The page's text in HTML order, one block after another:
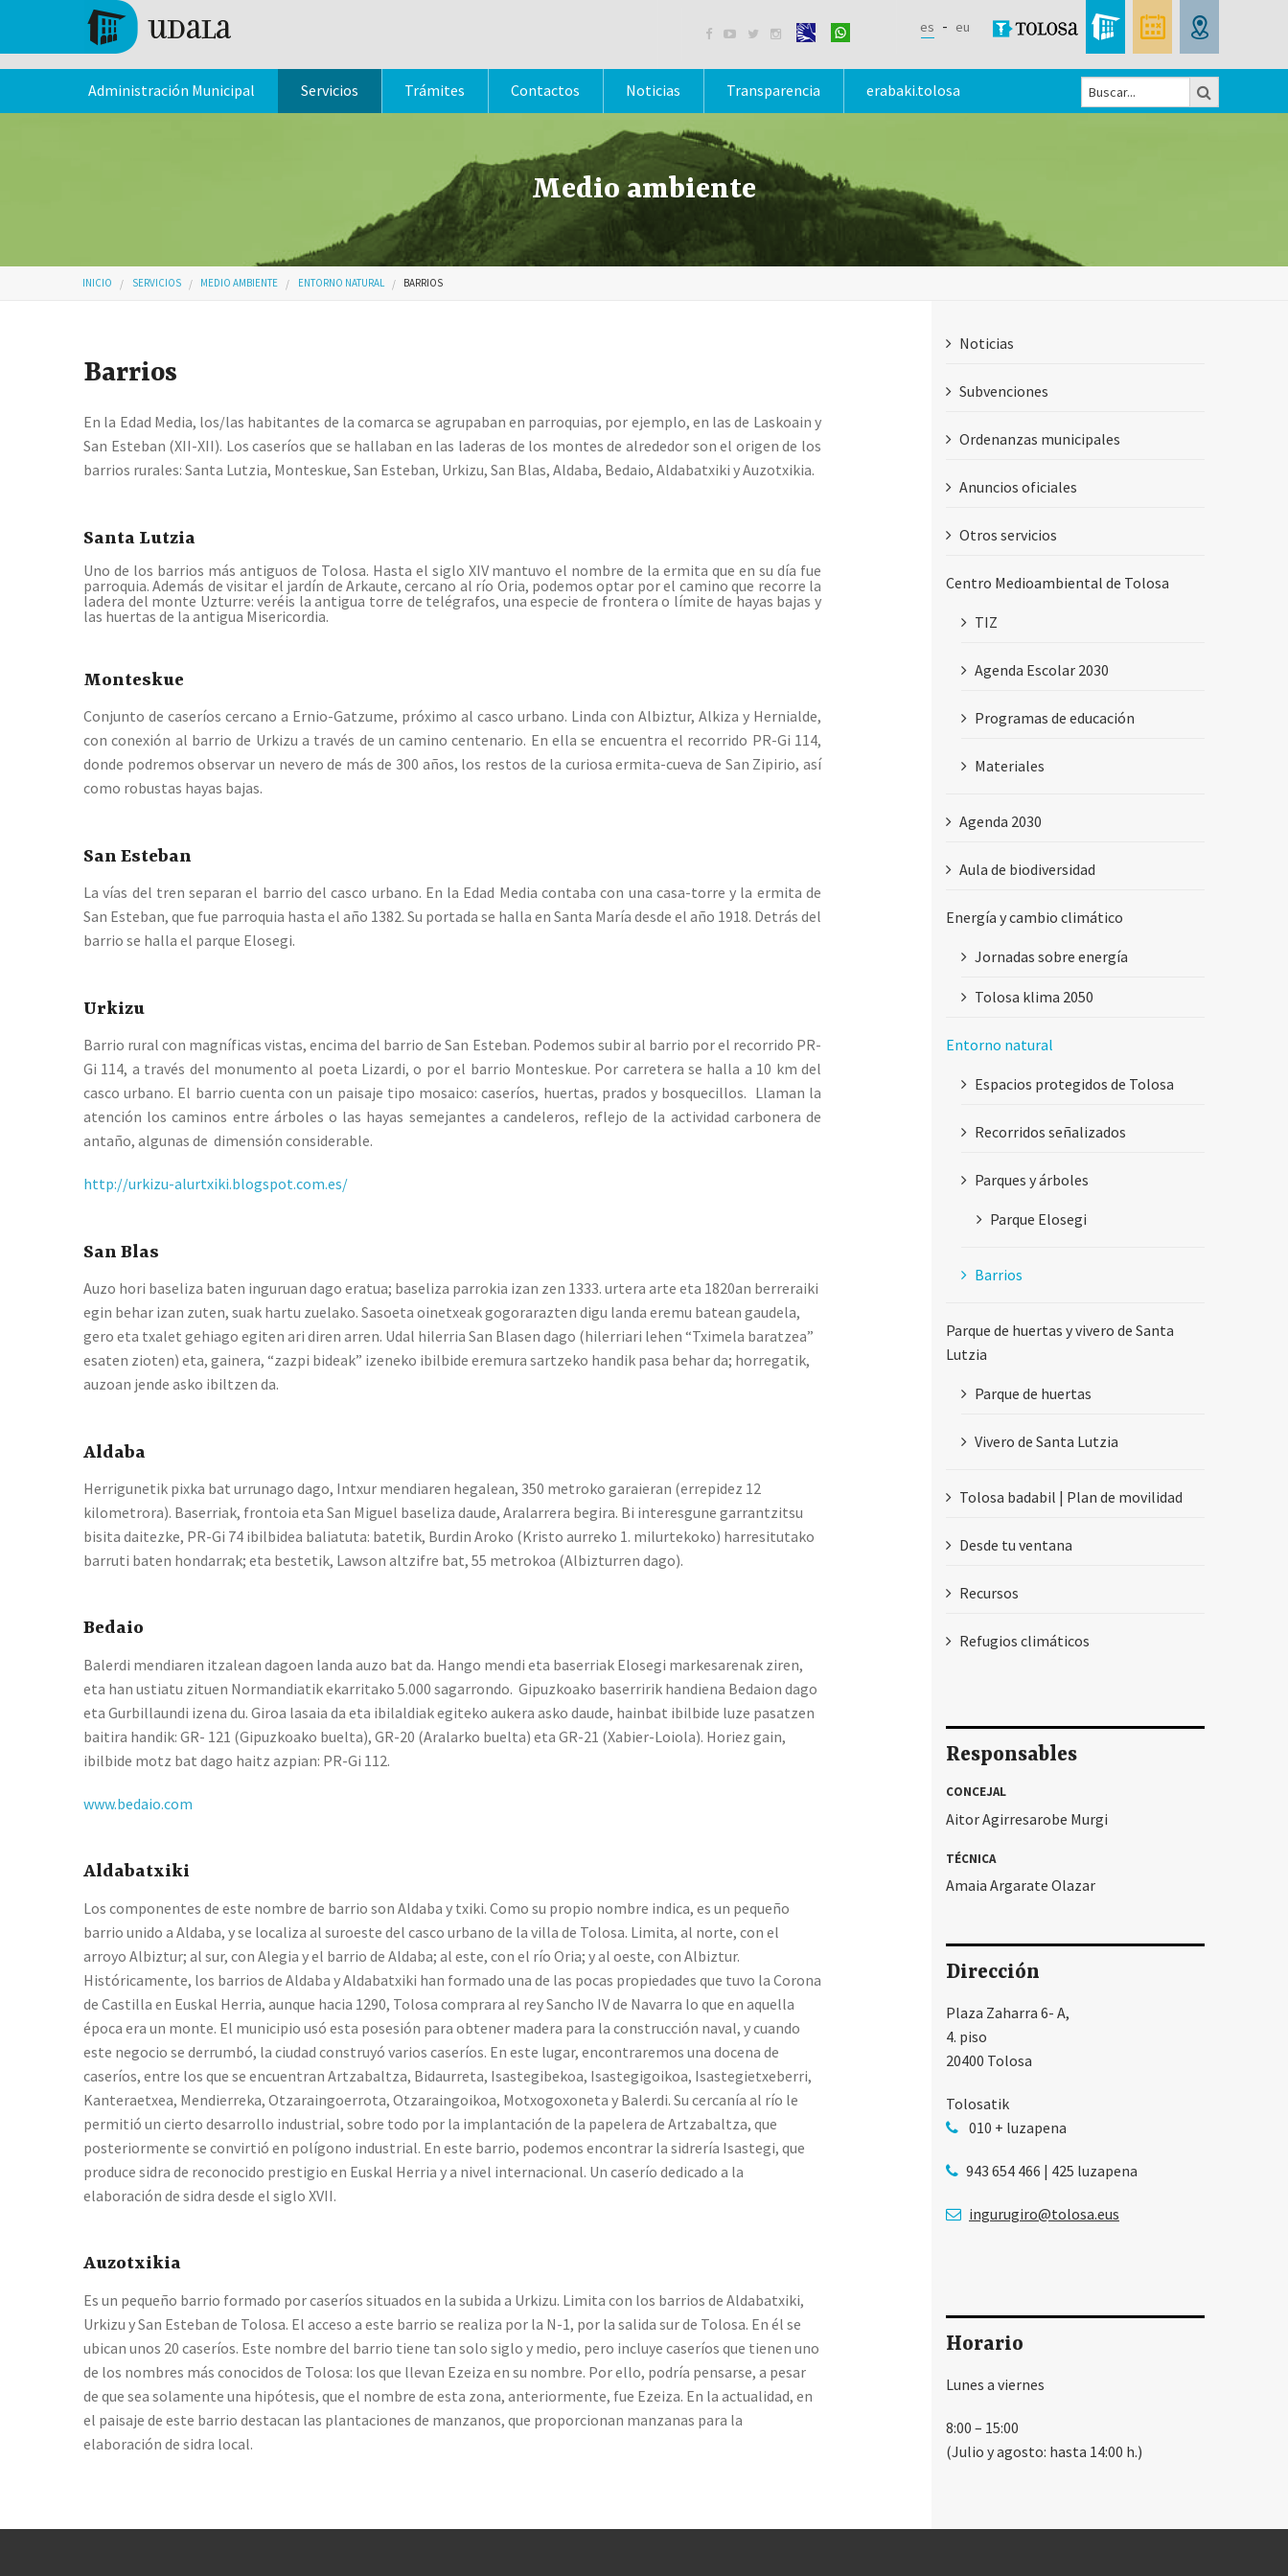
Pasar al contenido principal
    es eu
Formulario
Administración Municipal Servicios Trámites Contactos Noticias Transparencia erabaki.tolosa
Medio ambiente
Usted está aquí
INICIO SERVICIOS MEDIO AMBIENTE ENTORNO NATURAL BARRIOS
Barrios
En la Edad Media, los/las habitantes de la comarca se agrupaban en parroquias, por ejemplo, en las de Laskoain y
San Esteban (XII-XII). Los caseríos que se hallaban en las laderas de los montes de alrededor son el origen de los
barrios rurales: Santa Lutzia, Monteskue, San Esteban, Urkizu, San Blas, Aldaba, Bedaio, Aldabatxiki y Auzotxikia.
Santa Lutzia
Uno de los barrios más antiguos de Tolosa. Hasta el siglo XIV mantuvo el nombre de la ermita que en su día fue
parroquia. Además de visitar el jardín de Arkaute, cercano al río Oria, podemos optar por el camino que recorre la
ladera del monte Uzturre: veréis la antigua torre de telégrafos, una especie de frontera o límite de hayas bajas y
las huertas de la antigua Misericordia.
Monteskue
Conjunto de caseríos cercano a Ernio-Gatzume, próximo al casco urbano. Linda con Albiztur, Alkiza y Hernialde,
con conexión al barrio de Urkizu a través de un camino centenario. En ella se encuentra el recorrido PR-Gi 114,
donde podremos observar un nevero de más de 300 años, los restos de la curiosa ermita-cueva de San Zipirio, así
como robustas hayas bajas.
San Esteban
La vías del tren separan el barrio del casco urbano. En la Edad Media contaba con una casa-torre y la ermita de
San Esteban, que fue parroquia hasta el año 1382. Su portada se halla en Santa María desde el año 1918. Detrás del
barrio se halla el parque Elosegi.
Urkizu
Barrio rural con magníficas vistas, encima del barrio de San Esteban. Podemos subir al barrio por el recorrido PR-
Gi 114, a través del monumento al poeta Lizardi, o por el barrio Monteskue. Por carretera se halla a 10 km del
casco urbano. El barrio cuenta con un paisaje tipo mosaico: caseríos, huertas, prados y bosquecillos. Llaman la
atención los caminos entre árboles o las hayas semejantes a candeleros, reflejo de la actividad carbonera de
antaño, algunas de dimensión considerable.
http://urkizu-alurtxiki.blogspot.com.es/
San Blas
Auzo hori baseliza baten inguruan dago eratua; baseliza parrokia izan zen 1333. urtera arte eta 1820an berreraiki
egin behar izan zuten, suak hartu zuelako. Sasoeta oinetxeak gogorarazten digu landa eremu batean gaudela,
gero eta txalet gehiago egiten ari diren arren. Udal hilerria San Blasen dago (hilerriari lehen “Tximela baratzea”
esaten zioten) eta, gainera, “zazpi bideak” izeneko ibilbide eremura sartzeko handik pasa behar da; horregatik,
auzoan jende asko ibiltzen da.
Aldaba
Herrigunetik pixka bat urrunago dago, Intxur mendiaren hegalean, 350 metroko garaieran (errepidez 12
kilometrora). Baserriak, frontoia eta San Miguel baseliza daude, Aralarrera begira. Bi interesgune garrantzitsu
bisita daitezke, PR-Gi 74 ibilbidea baliatuta: batetik, Burdin Aroko (Kristo aurreko 1. milurtekoko) harresitutako
barruti baten hondarrak; eta bestetik, Lawson altzifre bat, 55 metrokoa (Albizturren dago).
Bedaio
Balerdi mendiaren itzalean dagoen landa auzo bat da. Hango mendi eta baserriak Elosegi markesarenak ziren,
eta han ustiatu zituen Normandiatik ekarritako 5.000 sagarrondo. Gipuzkoako baserririk handiena Bedaion dago
eta Gurbillaundi izena du. Giroa lasaia da eta ibilaldiak egiteko aukera asko daude, hainbat ibilbide luze pasatzen
baitira handik: GR- 121 (Gipuzkoako buelta), GR-20 (Aralarko buelta) eta GR-21 (Xabier-Loiola). Horiez gain,
ibilbide motz bat dago haitz azpian: PR-Gi 112.
www.bedaio.com
Aldabatxiki
Los componentes de este nombre de barrio son Aldaba y txiki. Como su propio nombre indica, es un pequeño
barrio unido a Aldaba, y se localiza al suroeste del casco urbano de la villa de Tolosa. Limita, al norte, con el
arroyo Albiztur; al sur, con Alegia y el barrio de Aldaba; al este, con el río Oria; y al oeste, con Albiztur.
Históricamente, los barrios de Aldaba y Aldabatxiki han formado una de las pocas propiedades que tuvo la Corona
de Castilla en Euskal Herria, aunque hacia 1290, Tolosa comprara al rey Sancho IV de Navarra lo que en aquella
época era un monte. El municipio usó esta posesión para obtener madera para la construcción naval, y cuando
este negocio se derrumbó, la ciudad construyó varios caseríos. En este lugar, encontraremos una docena de
caseríos, entre los que se encuentran Artzabaltza, Bidaurreta, Isastegibekoa, Isastegigoikoa, Isastegietxeberri,
Kanteraetxea, Mendierreka, Otzaraingoerrota, Otzaraingoikoa, Motxogoxoneta y Balerdi. Su cercanía al río le
permitió un cierto desarrollo industrial, sobre todo por la implantación de la papelera de Artzabaltza, que
posteriormente se convirtió en polígono industrial. En este barrio, podemos encontrar la sidrería Isastegi, que
produce sidra de reconocido prestigio en Euskal Herria y a nivel internacional. Un caserío dedicado a la
elaboración de sidra desde el siglo XVII.
Auzotxikia
Es un pequeño barrio formado por caseríos situados en la subida a Urkizu. Limita con los barrios de Aldabatxiki,
Urkizu y San Esteban de Tolosa. El acceso a este barrio se realiza por la N-1, por la salida sur de Tolosa. En él se
ubican unos 20 caseríos. Este nombre del barrio tiene tan solo siglo y medio, pero incluye caseríos que tienen uno
de los nombres más conocidos de Tolosa: los que llevan Ezeiza en su nombre. Por ello, podría pensarse, a pesar
de que sea solamente una hipótesis, que el nombre de esta zona, anteriormente, fue Ezeiza. En la actualidad, en
el paisaje de este barrio destacan las plantaciones de manzanos, que proporcionan manzanas para la
elaboración de sidra local.
Noticias
Subvenciones
Ordenanzas municipales
Anuncios oficiales
Otros servicios
Centro Medioambiental de Tolosa
TIZ
Agenda Escolar 2030
Programas de educación
Materiales
Agenda 2030
Aula de biodiversidad
Energía y cambio climático
Jornadas sobre energía
Tolosa klima 2050
Entorno natural
Espacios protegidos de Tolosa
Recorridos señalizados
Parques y árboles
Parque Elosegi
Barrios
Parque de huertas y vivero de Santa
Lutzia
Parque de huertas
Vivero de Santa Lutzia
Tolosa badabil | Plan de movilidad
Desde tu ventana
Recursos
Refugios climáticos
Responsables
CONCEJAL
Aitor Agirresarobe Murgi
TÉCNICA
Amaia Argarate Olazar
Dirección
Plaza Zaharra 6- A,
4. piso
20400 Tolosa
Tolosatik
010 + luzapena
943 654 466 | 425 luzapena
ingurugiro@tolosa.eus
Horario
Lunes a viernes
8:00 – 15:00
(Julio y agosto: hasta 14:00 h.)